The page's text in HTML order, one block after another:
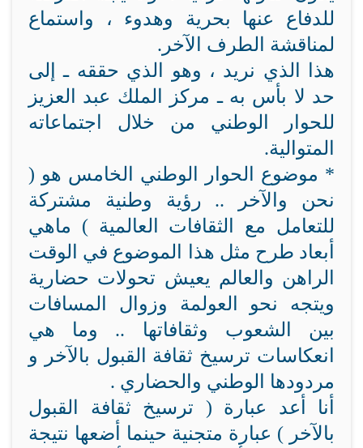
للدفاع عنها بحرية وهدوء ، واستماع
لمناقشة الطرف الآخر.
هذا الذي نريد ، وهو الذي حققه ـ إلى
حد لا بأس به ـ مركز الملك عبد العزيز
للحوار الوطني من خلال اجتماعاته
المتوالية.
* موضوع الحوار الوطني الخامس هو (
نحن والآخر .. رؤية وطنية مشتركة
للتعامل مع الثقافات العالمية ) ماهي
أبعاد طرح مثل هذا الموضوع في الوقت
الراهن والعالم يعيش تحولات حضارية
ويتجه نحو العولمة وزوال المسافات
بين الشعوب وثقافاتها .. وما هي
انعكاسات ترسيخ ثقافة القبول بالآخر و
مردودها الوطني والحضاري .
أنا أعد عبارة ( ترسيخ ثقافة القبول
بالآخر ) عبارة متجنية حينما أضعها نتيجة